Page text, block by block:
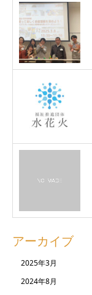
アーカイブ
2025年3月
2024年8月